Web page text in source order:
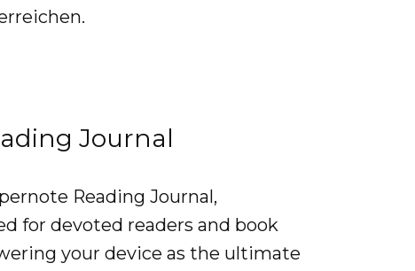
Journal
Reading Journal,
for devoted readers and book
your device as the ultimate